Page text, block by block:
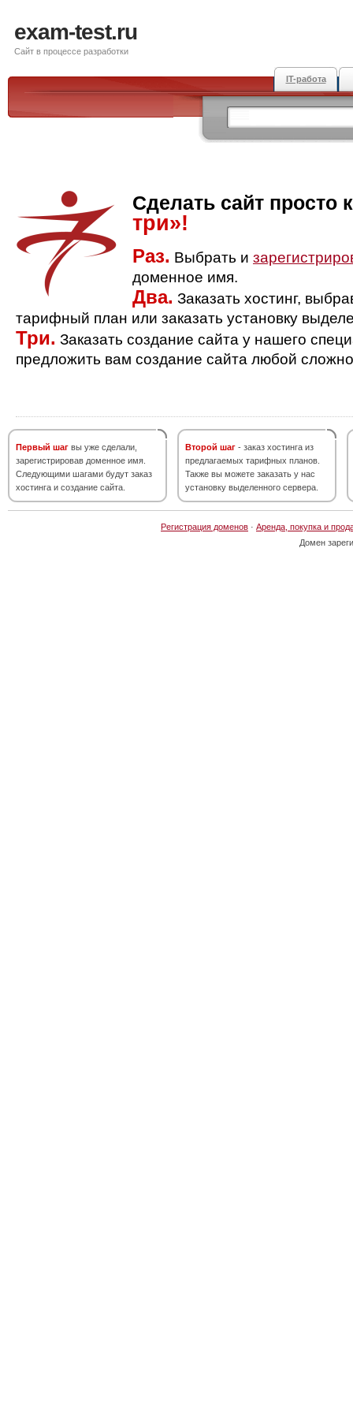
exam-test.ru
Сайт в процессе разработки
IT-работа
Сделать сайт просто
три»!
Раз. Выбрать и
доменное имя.
Два. Заказать хостинг,
тарифный план или заказать установку
Три. Заказать создание сайта у нашего
предложить вам создание сайта любой
Первый шаг вы уже сделали,
зарегистрировав доменное имя.
Следующими шагами будут заказ
хостинга и создание сайта.
Второй шаг - заказ хостинга из
предлагаемых тарифных планов.
Также вы можете заказать у нас
установку выделенного сервера.
Регистрация доменов · Аренда, покупка и
Домен